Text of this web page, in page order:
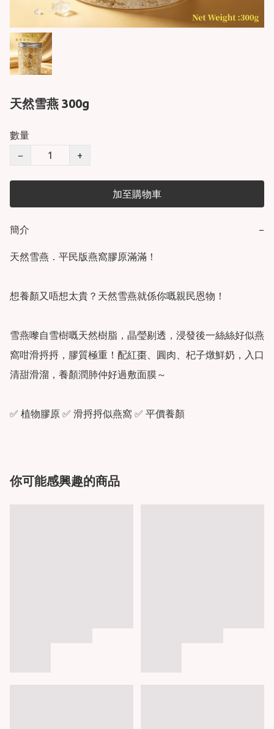
天然雪燕 300g
數量
−
+
加至購物車
簡介 −
天然雪燕．平民版燕窩膠原滿滿！
想養顏又唔想太貴？天然雪燕就係你嘅親民恩物！
雪燕嚟自雪樹嘅天然樹脂，晶瑩剔透，浸發後一絲絲好似燕
窩咁滑捋捋，膠質極重！配紅棗、圓肉、杞子燉鮮奶，入口
清甜滑溜，養顏潤肺仲好過敷面膜～
✅ 植物膠原 ✅ 滑捋捋似燕窩 ✅ 平價養顏
你可能感興趣的商品